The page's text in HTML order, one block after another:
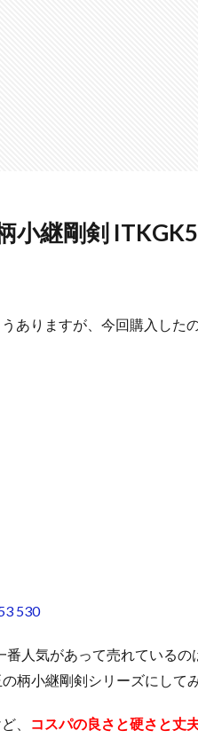
小継剛剣
ありますが、今回購入した
530
人気があって売れているの
柄小継剛剣シリーズにして
、 コスパの良さと硬さと丈